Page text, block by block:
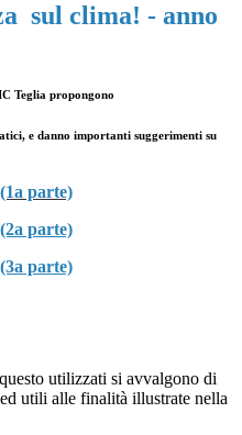
sul clima! - anno
Teglia propongono
e danno importanti suggerimenti su
parte)
parte)
parte)
utilizzati si avvalgono di
utili alle finalità illustrate nella